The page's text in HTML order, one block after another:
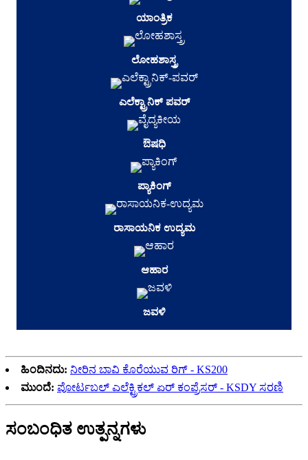
ಯಾಂತ್ರಿಕ
ಲೋಹಶಾಸ್ತ್ರ
ಎಲೆಕ್ಟ್ರಾನಿಕ್ ಪವರ್
ಔಷಧಿ
ಪ್ಯಾಕಿಂಗ್
ರಾಸಾಯನಿಕ ಉದ್ಯಮ
ಆಹಾರ
ಜವಳಿ
ಹಿಂದಿನದು: ನೀರಿನ ಬಾವಿ ಕೊರೆಯುವ ರಿಗ್ - KS200
ಮುಂದೆ: ಪೋರ್ಟಬಲ್ ಎಲೆಕ್ಟ್ರಿಕಲ್ ಏರ್ ಕಂಪ್ರೆಸರ್ - KSDY ಸರಣಿ
ಸಂಬಂಧಿತ ಉತ್ಪನ್ನಗಳು